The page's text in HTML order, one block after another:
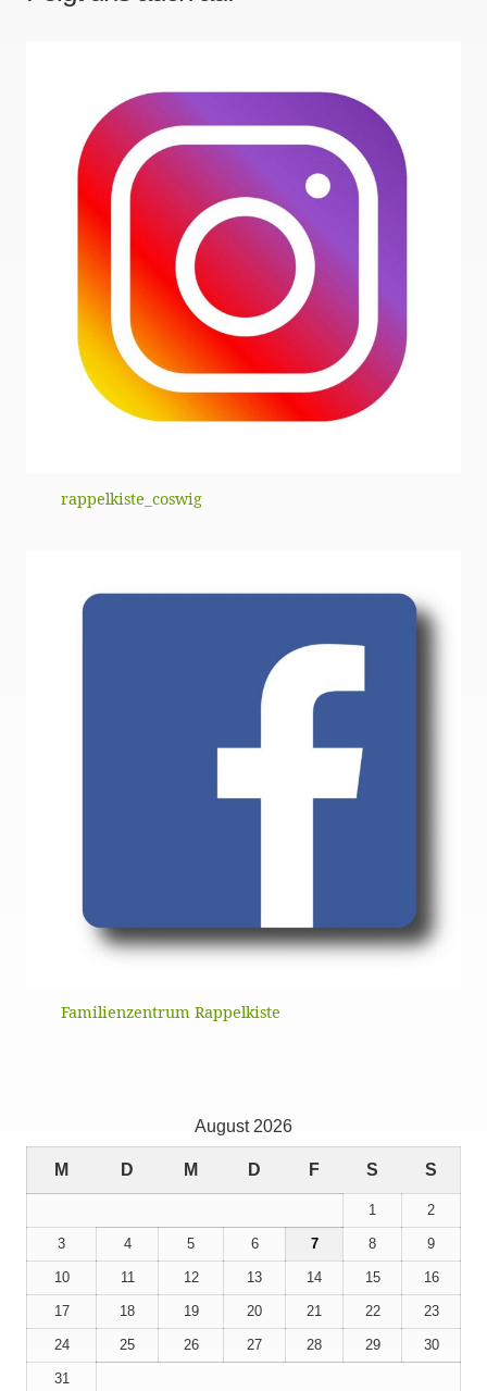
rappelkiste_coswig
Familienzentrum Rappelkiste
August 2026
M D M D F S S
1 2
3 4 5 6 7 8 9
10 11 12 13 14 15 16
17 18 19 20 21 22 23
24 25 26 27 28 29 30
31